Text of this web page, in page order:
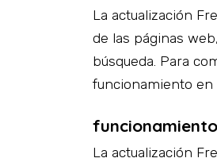
La actualización
de las páginas
búsqueda. Para
funcionamiento en
La actualización